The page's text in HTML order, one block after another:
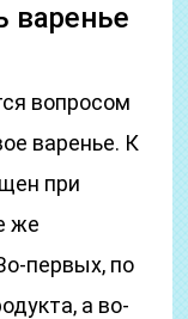
варенье
вопросом
варенье. К
при
же
первых, по
а во-